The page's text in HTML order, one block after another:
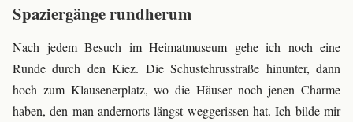
Spaziergänge rundherum
Nach jedem Besuch im Heimatmuseum gehe ich noch eine
Runde durch den Kiez. Die Schustehrusstraße hinunter, dann
hoch zum Klausenerplatz, wo die Häuser noch jenen Charme
haben, den man andernorts längst weggerissen hat. Ich bilde mir